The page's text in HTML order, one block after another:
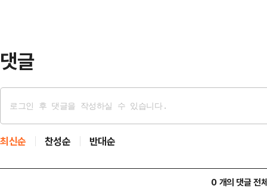
댓글
최신순 찬성순 반대순
0 개의 댓글 전